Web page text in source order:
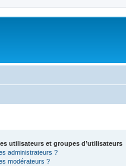
utilisateurs et groupes d’utilisateurs
administrateurs ?
modérateurs ?